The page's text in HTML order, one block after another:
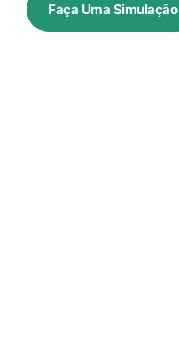
Faça Uma Simulação